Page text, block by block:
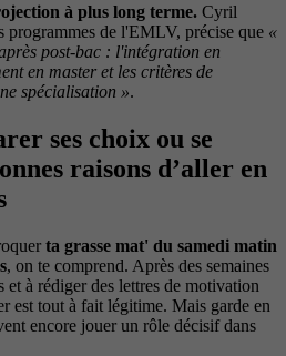
à plus long terme. Cyril
programmes de l'EMLV, précise que «
post-bac : l'intégration en
en master et les critères de
spécialisation ».
ses choix ou se
raisons d’aller en
ta grasse mat' du samedi matin
, on te comprend. Après des semaines
et à rédiger des lettres de motivation
est tout à fait légitime. Mais garde en
encore jouer un rôle décisif dans